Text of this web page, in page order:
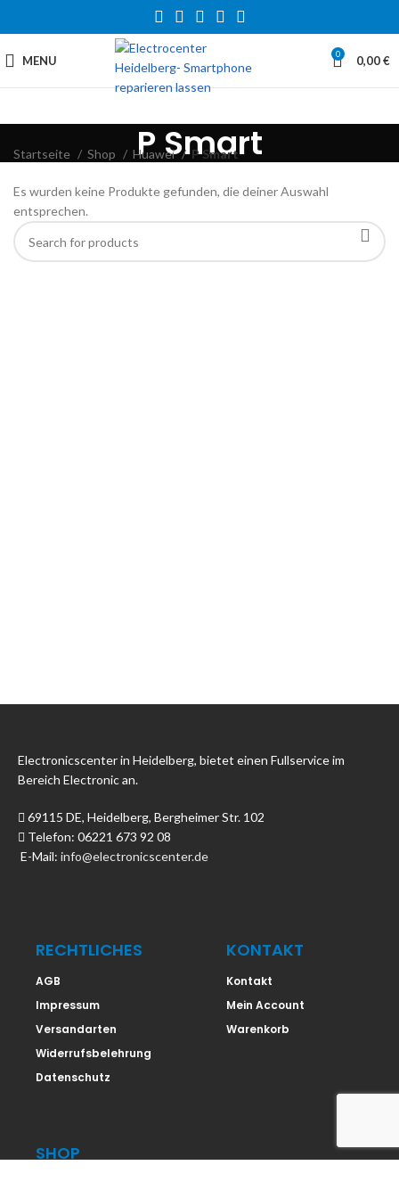
MENU 0 0,00€
P Smart
Startseite Shop Huawei P Smart
Es wurden keine Produkte gefunden, die deiner Auswahl
entsprechen.
Electronicscenter in Heidelberg, bietet einen Fullservice im
Bereich Electronic an.
69115 DE, Heidelberg, Bergheimer Str. 102
Telefon: 06221 673 92 08
E-Mail:info@electronicscenter.de
RECHTLICHES
AGB
Impressum
Versandarten
Widerrufsbelehrung
Datenschutz
KONTAKT
Kontakt
Mein Account
Warenkorb
SHOP